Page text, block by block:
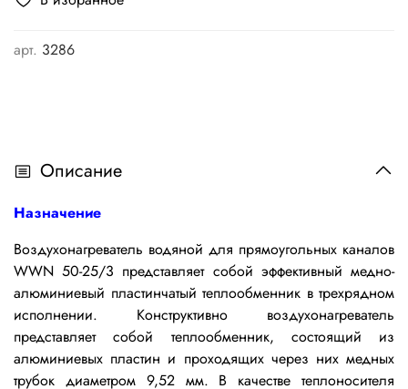
арт. 3286
Описание
Назначение
Воздухонагреватель водяной для прямоугольных каналов
WWN 50-25/3 представляет собой эффективный медно-
алюминиевый пластинчатый теплообменник в трехрядном
исполнении. Конструктивно воздухонагреватель
представляет собой теплообменник, состоящий из
алюминиевых пластин и проходящих через них медных
трубок диаметром 9,52 мм. В качестве теплоносителя